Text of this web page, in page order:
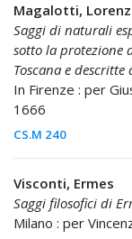
Magalotti,
Saggi di naturali
sotto la protezione
Toscana e
In Firenze : per
1666
CS.M 240
Visconti, Ermes
Saggi filosofici di
Milano : per